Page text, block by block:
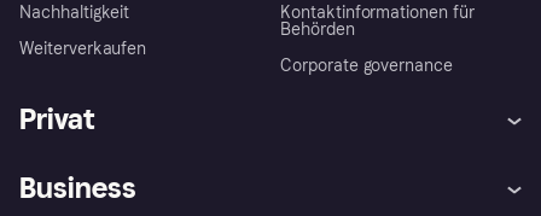
Nachhaltigkeit
Weiterverkaufen
Kontaktinformationen für
Behörden
Corporate governance
Privat
Business